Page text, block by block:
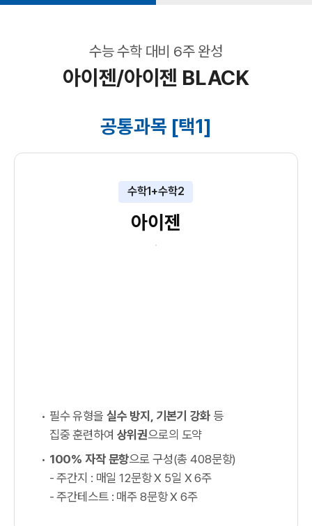
수능 수학 대비 6주 완성
아이젠/아이젠 BLACK
공통과목 [택1]
수학1+수학2
아이젠
필수 유형을 실수 방지, 기본기 강화등
집중 훈련하여 상위권으로의 도약
100% 자작 문항으로 구성(총 408문항)
- 주간지 : 매일 12문항 X 5일 X 6주
- 주간테스트 : 매주 8문항 X 6주